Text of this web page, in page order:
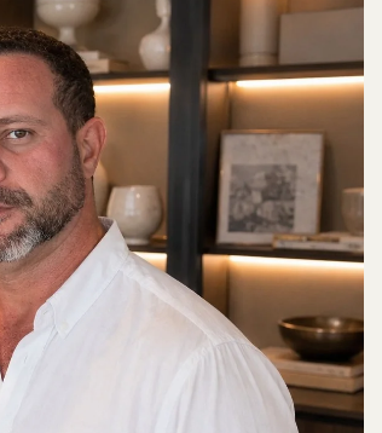
O carrinho
Nenhum produto foi